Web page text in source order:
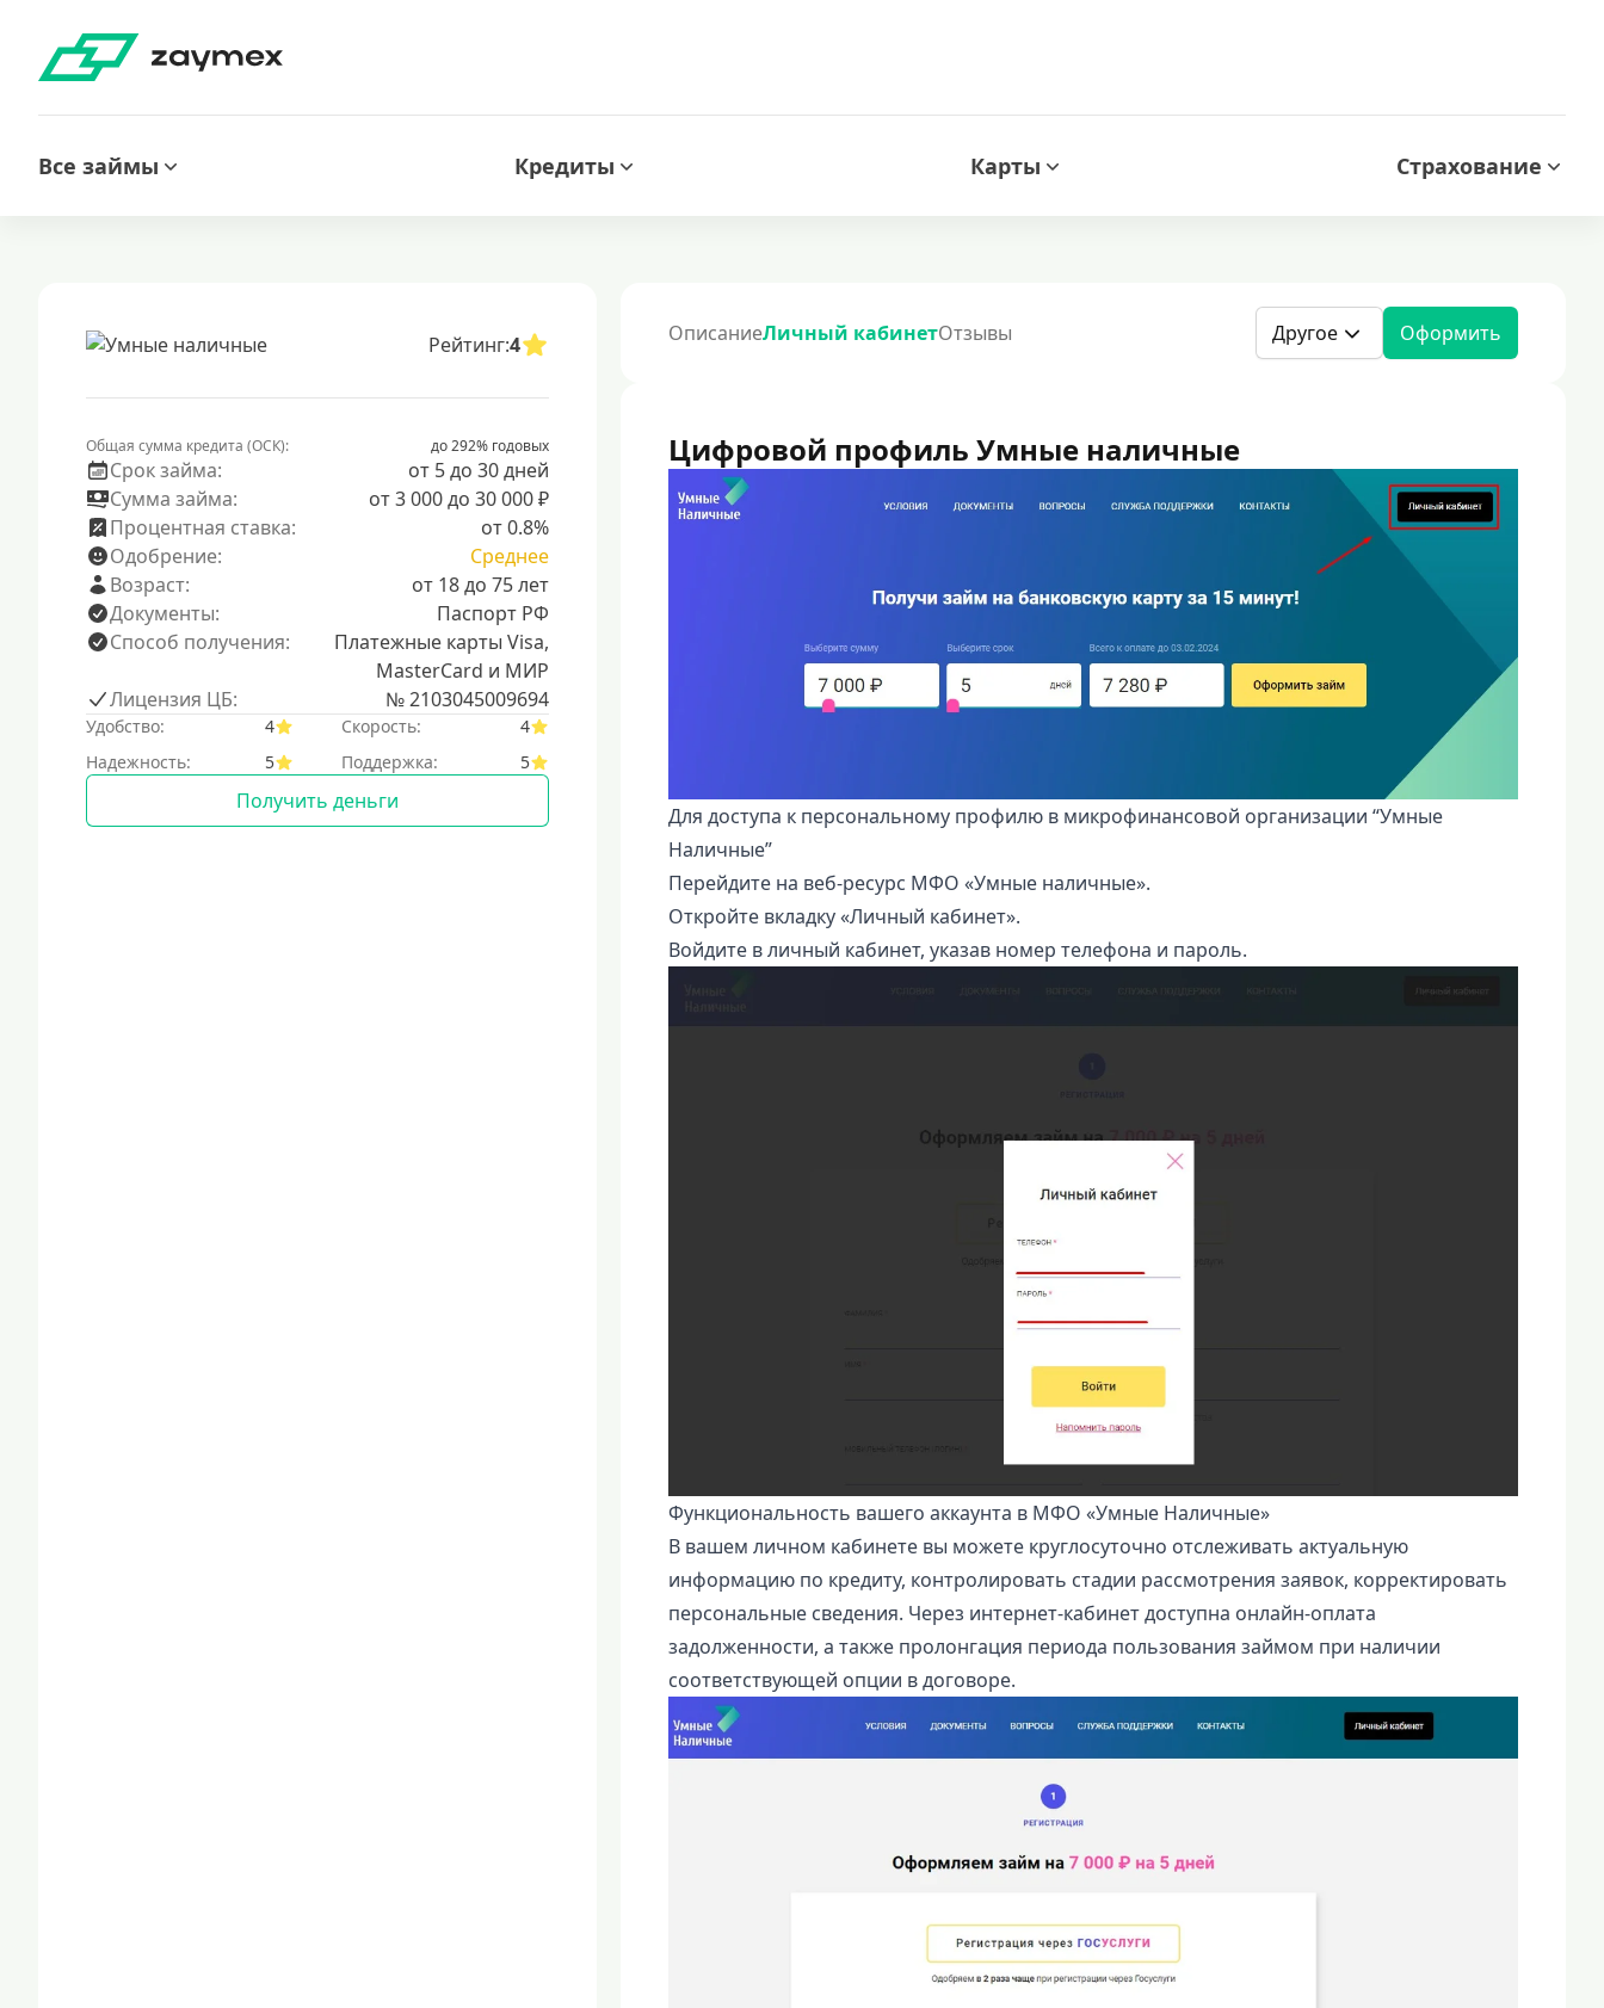
Все займы Кредиты Карты Страхование
Рейтинг:4
Общая сумма кредита (ОСК): до 292% годовых
Срок займа:
от 5 до 30 дней
Сумма займа:
от 3 000 до 30 000 ₽
Процентная ставка:
от 0.8%
Одобрение:
Среднее
Возраст:
от 18 до 75 лет
Документы:
Паспорт РФ
Способ получения:
Платежные карты Visa,
MasterCard и МИР
Лицензия ЦБ:
№ 2103045009694
Удобство: 4 Скорость:
4
Надежность:
5 Поддержка: 5
Получить деньги
ОписаниеЛичный кабинетОтзывы Другое Оформить
Цифровой профиль Умные наличные
Для доступа к персональному профилю в микрофинансовой организации “Умные
Наличные”
Перейдите на веб-ресурс МФО «Умные наличные».
Откройте вкладку «Личный кабинет».
Войдите в личный кабинет, указав номер телефона и пароль.
Функциональность вашего аккаунта в МФО «Умные Наличные»
В вашем личном кабинете вы можете круглосуточно отслеживать актуальную
информацию по кредиту, контролировать стадии рассмотрения заявок, корректировать
персональные сведения. Через интернет-кабинет доступна онлайн-оплата
задолженности, а также пролонгация периода пользования займом при наличии
соответствующей опции в договоре.